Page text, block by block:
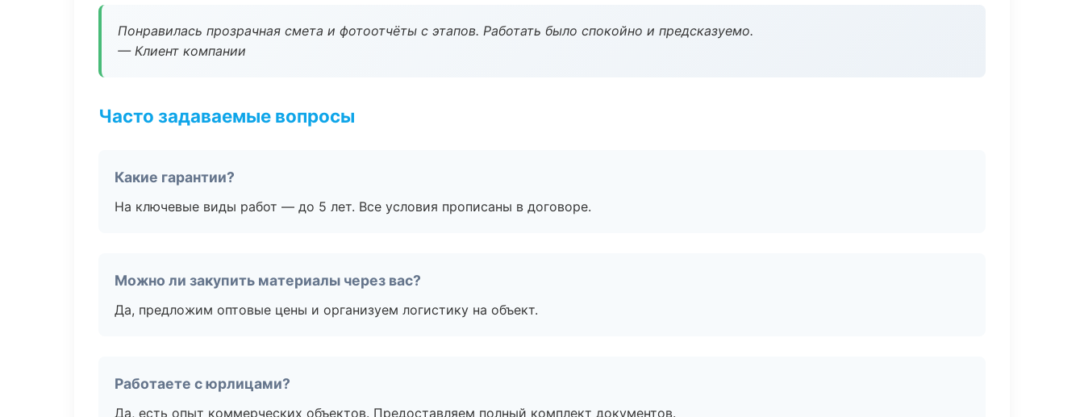
Понравилась прозрачная смета и фотоотчёты с этапов. Работать было спокойно и предсказуемо.
— Клиент компании
Часто задаваемые вопросы
Какие гарантии?
На ключевые виды работ — до 5 лет. Все условия прописаны в договоре.
Можно ли закупить материалы через вас?
Да, предложим оптовые цены и организуем логистику на объект.
Работаете с юрлицами?
Да, есть опыт коммерческих объектов. Предоставляем полный комплект документов.